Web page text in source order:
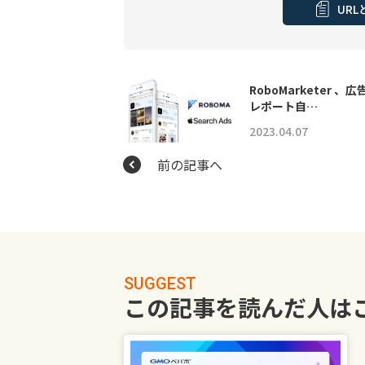
URL
RoboMarketer 、広
レポート自…
2023.04.07
前の記事へ
SUGGEST
この記事を読んだ人は